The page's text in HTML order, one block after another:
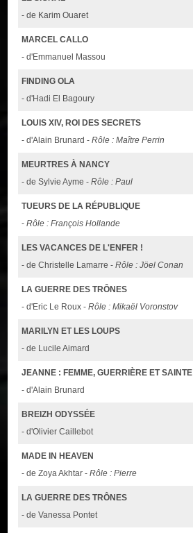
- de Karim Ouaret
MARCEL CALLO
- d'Emmanuel Massou
FINDING OLA
- d'Hadi El Bagoury
LOUIS XIV, ROI DES SECRETS
- d'Alain Brunard -Rôle : Maître Perrin
MEURTRES À NANCY
- de Sylvie Ayme -Rôle : Paul
TUEURS DE LA RÉPUBLIQUE
-Rôle : François Hollande
LES VACANCES DE L'ENFER !
- de Christelle Lamarre -Rôle : Jöel Conan
LA GUERRE DES TRÔNES
- d'Eric Le Roux -Rôle : Mikaël Voronstov
MARILYN ET LES LOUPS
- de Lucile Aimard
JEANNE : FEMME, GUERRIÈRE ET SAINTE
- d'Alain Brunard
BREIZH ODYSSÉE
- d'Olivier Caillebot
MADE IN HEAVEN
- de Zoya Akhtar -Rôle : Pierre
LA GUERRE DES TRÔNES
- de Vanessa Pontet